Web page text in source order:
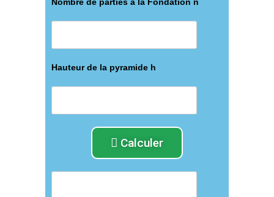
Hauteur de la pyramide h
Calculer